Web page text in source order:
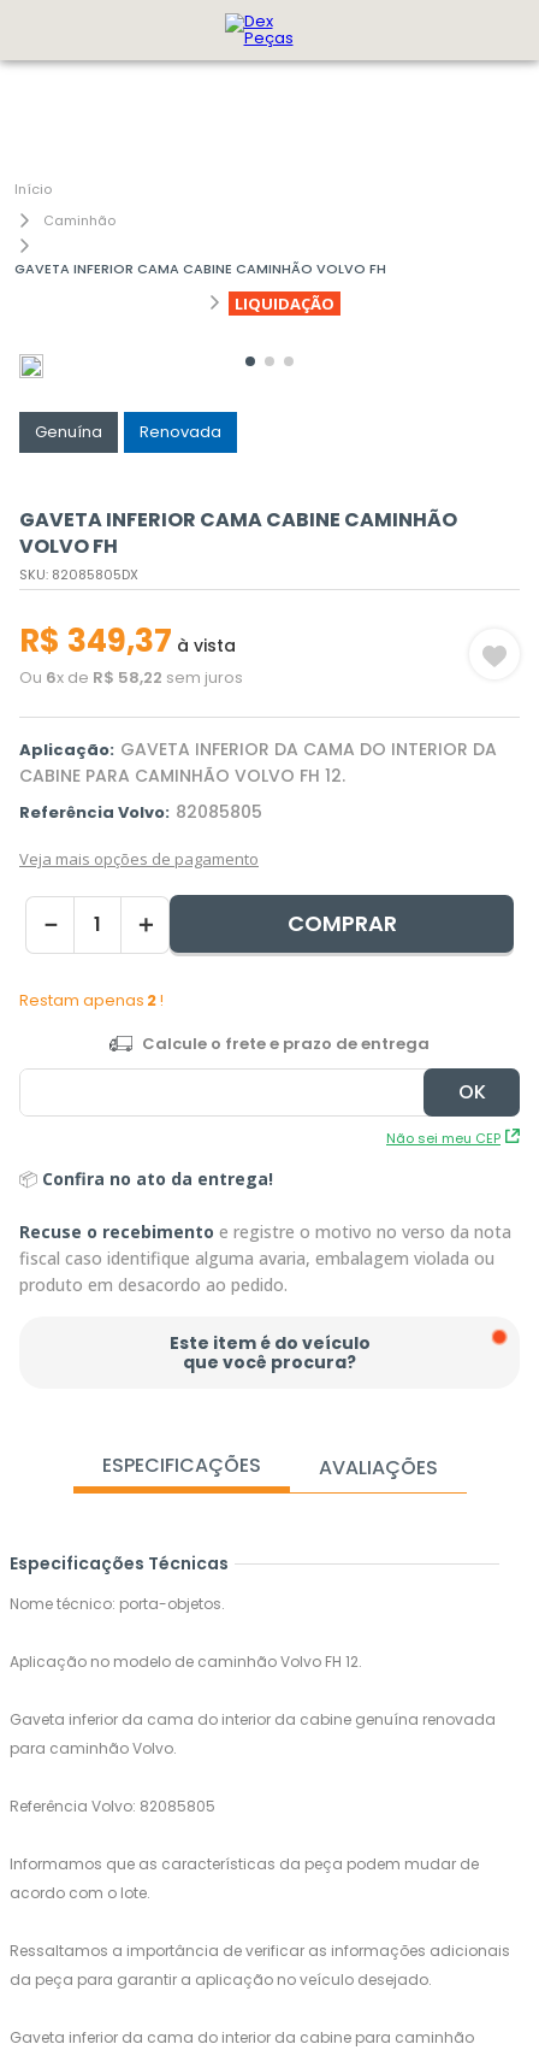
Caminhão
GAVETA INFERIOR CAMA CABINE CAMINHÃO VOLVO FH
LIQUIDAÇÃO
Genuína Renovada
GAVETA INFERIOR CAMA CABINE CAMINHÃO
VOLVO FH
SKU: 82085805DX
R$ 349,37 à vista
Ou 6x de R$ 58,22 sem juros
Aplicação: GAVETA INFERIOR DA CAMA DO INTERIOR DA
CABINE PARA CAMINHÃO VOLVO FH 12.
Referência Volvo: 82085805
Veja mais opções de pagamento
＋
－ COMPRAR
Restam apenas 2!
Não sei meu CEP
📦 Confira no ato da entrega!
Recuse o recebimento e registre o motivo no verso da nota
fiscal caso identifique alguma avaria, embalagem violada ou
produto em desacordo ao pedido.
Este item é do veículo
que você procura?
ESPECIFICAÇÕES AVALIAÇÕES
Especificações Técnicas
Nome técnico: porta-objetos.
Aplicação no modelo de caminhão Volvo FH 12.
Gaveta inferior da cama do interior da cabine genuína renovada
para caminhão Volvo.
Referência Volvo: 82085805
Informamos que as características da peça podem mudar de
acordo com o lote.
Ressaltamos a importância de verificar as informações adicionais
da peça para garantir a aplicação no veículo desejado.
Gaveta inferior da cama do interior da cabine para caminhão